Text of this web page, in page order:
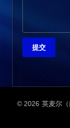
提交
© 2026 英麦尔